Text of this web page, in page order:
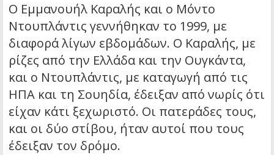
Ο Εμμανουήλ Καραλής και ο Μόντο
Ντουπλάντις γεννήθηκαν το 1999, με
διαφορά λίγων εβδομάδων. Ο Καραλής, με
ρίζες από την Ελλάδα και την Ουγκάντα,
και ο Ντουπλάντις, με καταγωγή από τις
ΗΠΑ και τη Σουηδία, έδειξαν από νωρίς ότι
είχαν κάτι ξεχωριστό. Οι πατεράδες τους,
και οι δύο στίβου, ήταν αυτοί που τους
έδειξαν τον δρόμο.